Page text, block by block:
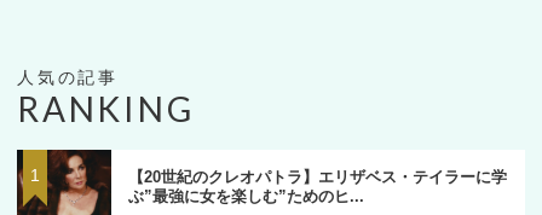
RANKING
【20世紀のクレオパトラ】エリザベス・テイラーに学
ぶ”最強に女を楽しむ”ためのヒ...